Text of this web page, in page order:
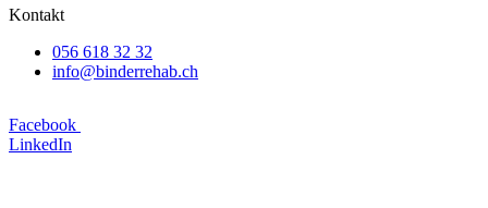
Kontakt
056 618 32 32
info@binderrehab.ch
Facebook
LinkedIn